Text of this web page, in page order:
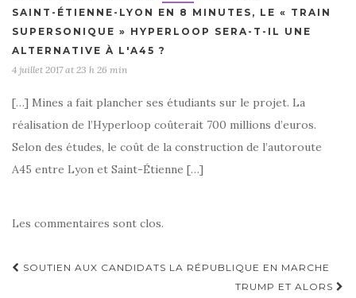
SAINT-ÉTIENNE-LYON EN 8 MINUTES, LE « TRAIN
SUPERSONIQUE » HYPERLOOP SERA-T-IL UNE
ALTERNATIVE À L'A45 ?
4 juillet 2017 at 23 h 26 min
[…] Mines a fait plancher ses étudiants sur le projet. La
réalisation de l’Hyperloop coûterait 700 millions d’euros.
Selon des études, le coût de la construction de l’autoroute
A45 entre Lyon et Saint-Étienne […]
Les commentaires sont clos.
Navigation
SOUTIEN AUX CANDIDATS LA RÉPUBLIQUE EN MARCHE
TRUMP ET ALORS